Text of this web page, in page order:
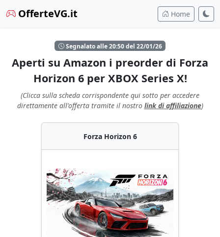
OfferteVG.it Home
Segnalato alle 20:50 del 22/01/26
Aperti su Amazon i preorder di Forza
Horizon 6 per XBOX Series X!
(Clicca sulla scheda corrispondente qui sotto per accedere
direttamente all'offerta tramite il nostro link di affiliazione)
Forza Horizon 6